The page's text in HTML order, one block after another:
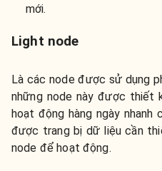
mới.
Light node
Là các node được sử dụng
những node này được thiết
hoạt động hàng ngày nhanh
được trang bị dữ liệu cần
node để hoạt động.